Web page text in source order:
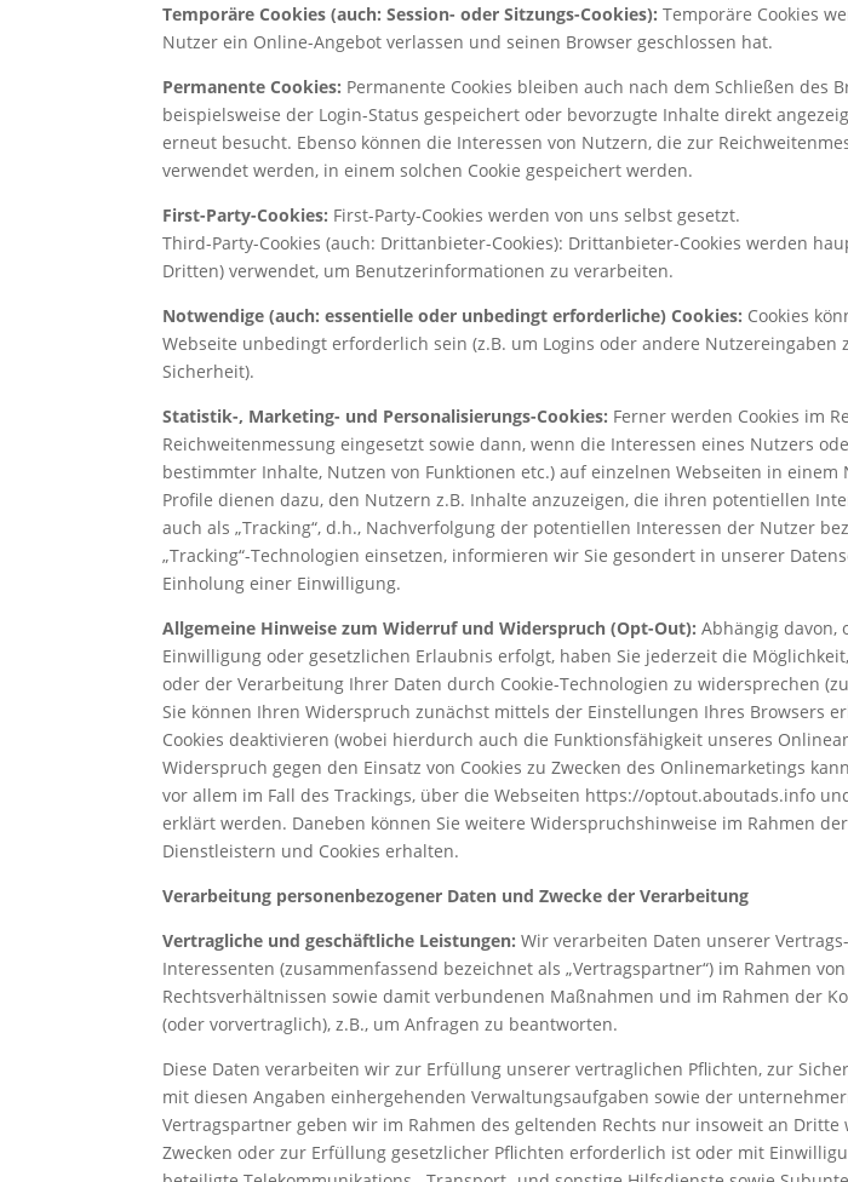
Temporäre Cookies (auch: Session- oder Sitzungs-Cookies): Temporäre Cookies
Nutzer ein Online-Angebot verlassen und seinen Browser geschlossen hat.
Permanente Cookies: Permanente Cookies bleiben auch nach dem Schließen des
beispielsweise der Login-Status gespeichert oder bevorzugte Inhalte direkt
erneut besucht. Ebenso können die Interessen von Nutzern, die zur
verwendet werden, in einem solchen Cookie gespeichert werden.
First-Party-Cookies: First-Party-Cookies werden von uns selbst gesetzt.
Third-Party-Cookies (auch: Drittanbieter-Cookies): Drittanbieter-Cookies werden
Dritten) verwendet, um Benutzerinformationen zu verarbeiten.
Notwendige (auch: essentielle oder unbedingt erforderliche) Cookies: Cookies
Webseite unbedingt erforderlich sein (z.B. um Logins oder andere
Sicherheit).
Statistik-, Marketing- und Personalisierungs-Cookies: Ferner werden Cookies im
Reichweitenmessung eingesetzt sowie dann, wenn die Interessen eines Nutzers
bestimmter Inhalte, Nutzen von Funktionen etc.) auf einzelnen Webseiten in
Profile dienen dazu, den Nutzern z.B. Inhalte anzuzeigen, die ihren potentiellen
auch als „Tracking“, d.h., Nachverfolgung der potentiellen Interessen der Nutzer
„Tracking“-Technologien einsetzen, informieren wir Sie gesondert in unserer
Einholung einer Einwilligung.
Allgemeine Hinweise zum Widerruf und Widerspruch (Opt-Out): Abhängig davon,
Einwilligung oder gesetzlichen Erlaubnis erfolgt, haben Sie jederzeit die
oder der Verarbeitung Ihrer Daten durch Cookie-Technologien zu widersprechen
Sie können Ihren Widerspruch zunächst mittels der Einstellungen Ihres Browsers
Cookies deaktivieren (wobei hierdurch auch die Funktionsfähigkeit unseres
Widerspruch gegen den Einsatz von Cookies zu Zwecken des Onlinemarketings
vor allem im Fall des Trackings, über die Webseiten https://optout.aboutads.info
erklärt werden. Daneben können Sie weitere Widerspruchshinweise im Rahmen
Dienstleistern und Cookies erhalten.
Verarbeitung personenbezogener Daten und Zwecke der Verarbeitung
Vertragliche und geschäftliche Leistungen: Wir verarbeiten Daten unserer
Interessenten (zusammenfassend bezeichnet als „Vertragspartner“) im Rahmen
Rechtsverhältnissen sowie damit verbundenen Maßnahmen und im Rahmen der
(oder vorvertraglich), z.B., um Anfragen zu beantworten.
Diese Daten verarbeiten wir zur Erfüllung unserer vertraglichen Pflichten, zur
mit diesen Angaben einhergehenden Verwaltungsaufgaben sowie der
Vertragspartner geben wir im Rahmen des geltenden Rechts nur insoweit an
Zwecken oder zur Erfüllung gesetzlicher Pflichten erforderlich ist oder mit